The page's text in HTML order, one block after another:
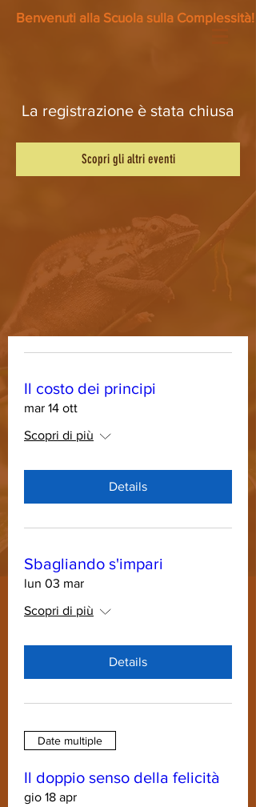
Benvenuti alla Scuola sulla Complessità!
La registrazione è stata chiusa
Scopri gli altri eventi
Il costo dei principi
mar 14 ott
Scopri di più
Details
Sbagliando s'impari
lun 03 mar
Scopri di più
Details
Date multiple
Il doppio senso della felicità
gio 18 apr